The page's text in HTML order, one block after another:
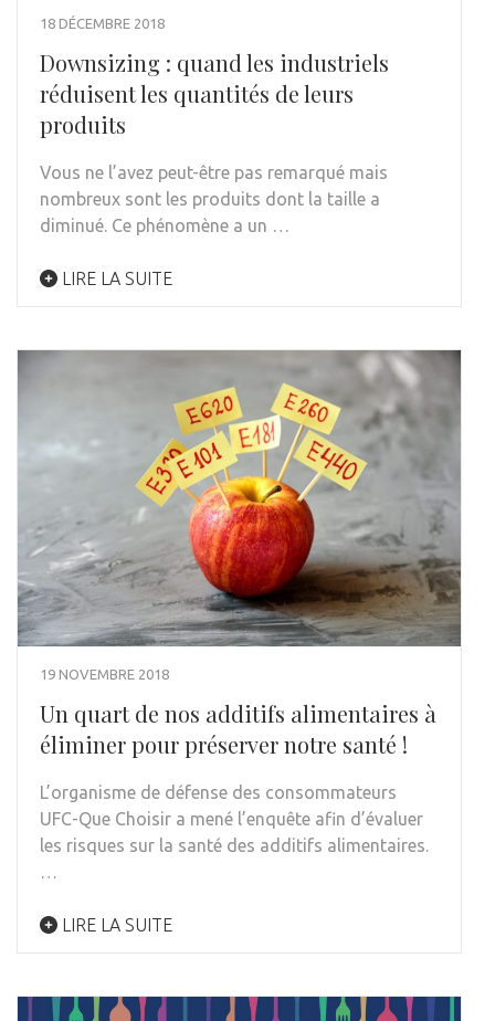
18 DÉCEMBRE 2018
Downsizing : quand les industriels
réduisent les quantités de leurs
produits
Vous ne l’avez peut-être pas remarqué mais
nombreux sont les produits dont la taille a
diminué. Ce phénomène a un …
LIRE LA SUITE
19 NOVEMBRE 2018
Un quart de nos additifs alimentaires à
éliminer pour préserver notre santé !
L’organisme de défense des consommateurs
UFC-Que Choisir a mené l’enquête afin d’évaluer
les risques sur la santé des additifs alimentaires.
…
LIRE LA SUITE